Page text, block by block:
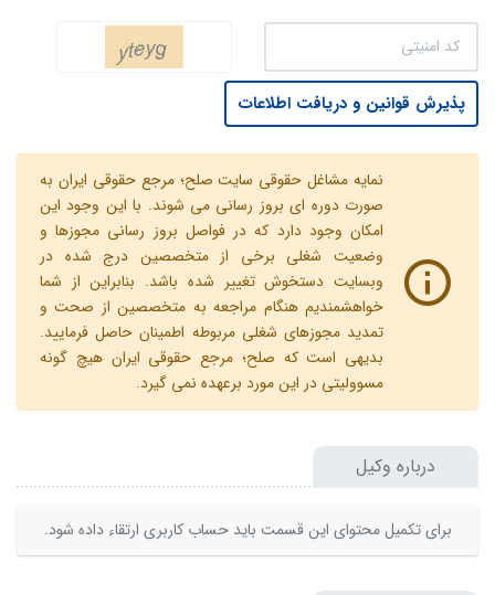
پذیرش قوانین و دریافت اطلاعات
نمایه مشاغل حقوقی سایت صلح؛ مرجع حقوقی ایران به
صورت دوره ای بروز رسانی می شوند. با این وجود این
امکان وجود دارد که در فواصل بروز رسانی مجوزها و
وضعیت شغلی برخی از متخصصین درج شده در
وبسایت دستخوش تغییر شده باشد. بنابراین از شما
خواهشمندیم هنگام مراجعه به متخصصین از صحت و
تمدید مجوزهای شغلی مربوطه اطمینان حاصل فرمایید.
بدیهی است که صلح؛ مرجع حقوقی ایران هیچ گونه
مسوولیتی در این مورد برعهده نمی گیرد.
درباره وکیل
برای تکمیل محتوای این قسمت باید حساب کاربری ارتقاء داده شود.